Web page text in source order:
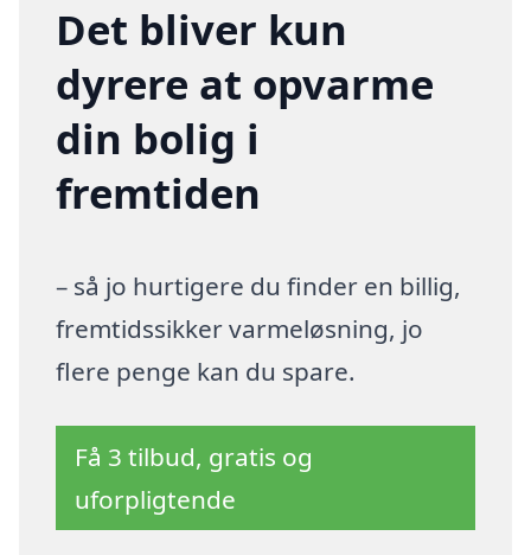
Det bliver kun
dyrere at opvarme
din bolig i
fremtiden
– så jo hurtigere du finder en billig,
fremtidssikker varmeløsning, jo
flere penge kan du spare.
Få 3 tilbud, gratis og
uforpligtende